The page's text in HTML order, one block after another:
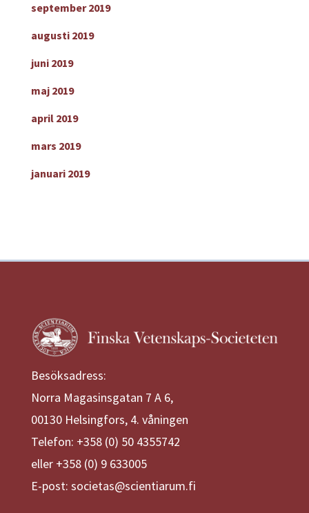
september 2019
augusti 2019
juni 2019
maj 2019
april 2019
mars 2019
januari 2019
Besöksadress:
Norra Magasinsgatan 7 A 6,
00130 Helsingfors, 4. våningen
Telefon: +358 (0) 50 4355742
eller +358 (0) 9 633005
E-post: societas@scientiarum.fi